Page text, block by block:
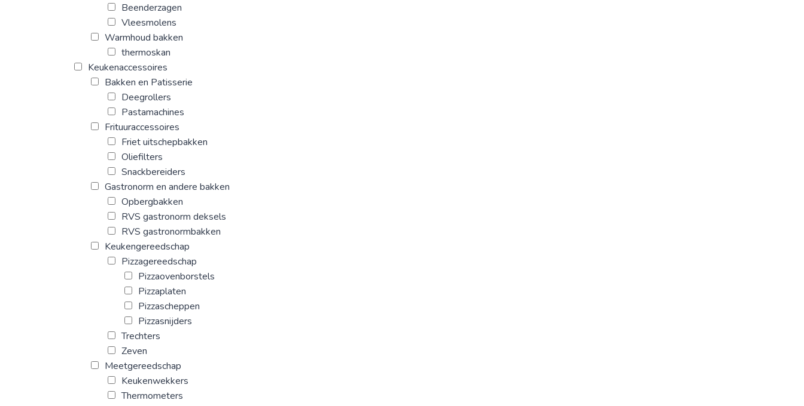
Beenderzagen
Vleesmolens
Warmhoud bakken
thermoskan
Keukenaccessoires
Bakken en Patisserie
Deegrollers
Pastamachines
Frituuraccessoires
Friet uitschepbakken
Oliefilters
Snackbereiders
Gastronorm en andere bakken
Opbergbakken
RVS gastronorm deksels
RVS gastronormbakken
Keukengereedschap
Pizzagereedschap
Pizzaovenborstels
Pizzaplaten
Pizzascheppen
Pizzasnijders
Trechters
Zeven
Meetgereedschap
Keukenwekkers
Thermometers